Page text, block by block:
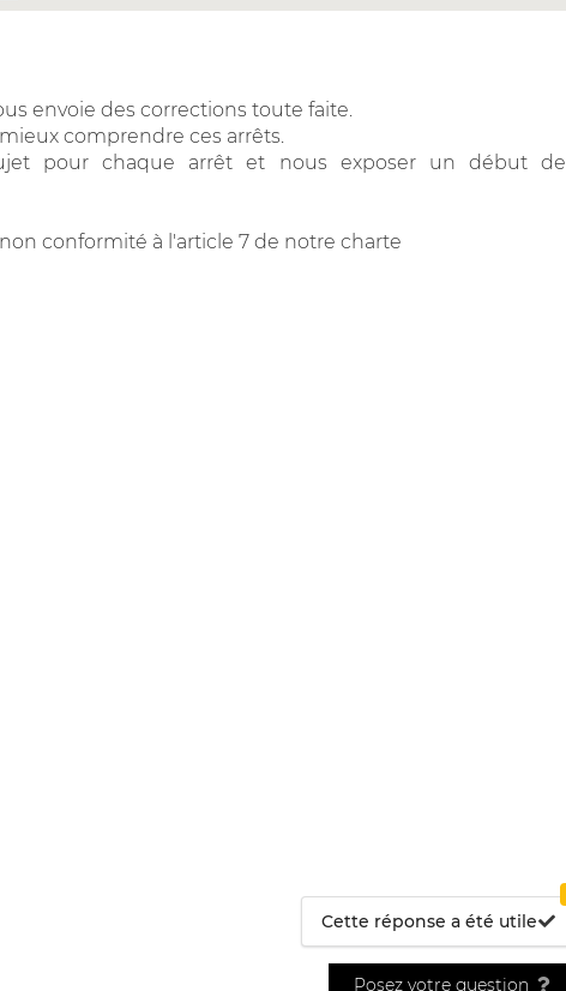
envoie des corrections toute faite.
comprendre ces arrêts.
pour chaque arrêt et nous exposer un début de
conformité à l'article 7 de notre charte
Cette réponse a été utile
Posez votre question